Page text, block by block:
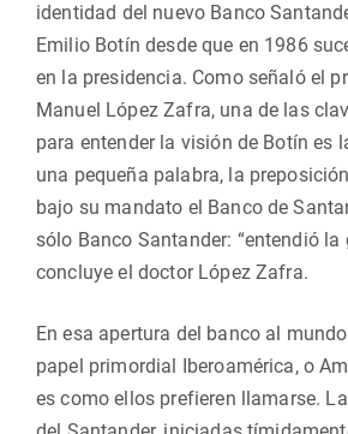
identidad del nuevo Banco
Emilio Botín desde que en 1986
en la presidencia. Como señaló el
Manuel López Zafra, una de las
para entender la visión de Botín es
una pequeña palabra, la
bajo su mandato el Banco de
sólo Banco Santander: “entendió la
concluye el doctor López Zafra.
En esa apertura del banco al
papel primordial Iberoamérica, o
es como ellos prefieren llamarse.